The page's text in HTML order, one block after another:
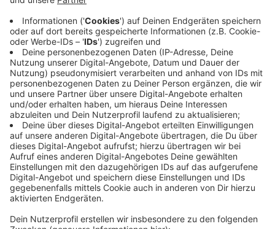
Impfungen mit AstraZeneca gestoppt. Gleiches gilt
für die anderen Stationen des Kreises. Impfungen mit
dem BioNTech Impfstoff sind nicht betroffen und
werden in der Priorisierungsgruppe der Ü-80-Jährigen
weiterhin vorgenommen. Alle anderen Termine -
insbesondere für die Beschäftigten an Grund- und
Förderschulen sowie Kitas - sind erst einmal nicht
durchführbar.
Anzeige
Weitere Untersuchungen sollen folgen
Anzeige